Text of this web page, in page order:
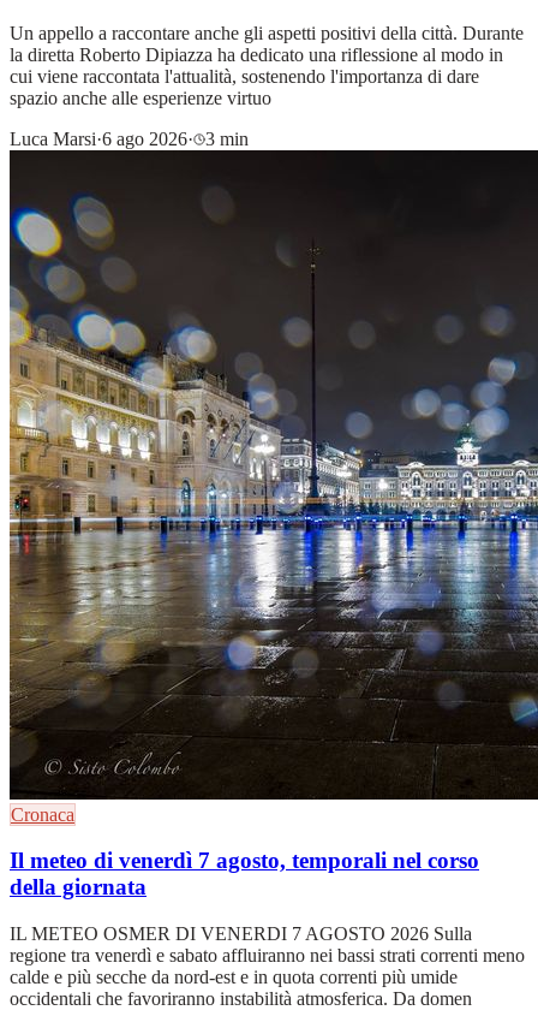
Un appello a raccontare anche gli aspetti positivi della città. Durante
la diretta Roberto Dipiazza ha dedicato una riflessione al modo in
cui viene raccontata l'attualità, sostenendo l'importanza di dare
spazio anche alle esperienze virtuo
Luca Marsi·6 ago 2026· 3 min
Cronaca
Il meteo di venerdì 7 agosto, temporali nel corso
della giornata
IL METEO OSMER DI VENERDI 7 AGOSTO 2026 Sulla
regione tra venerdì e sabato affluiranno nei bassi strati correnti meno
calde e più secche da nord-est e in quota correnti più umide
occidentali che favoriranno instabilità atmosferica. Da domen